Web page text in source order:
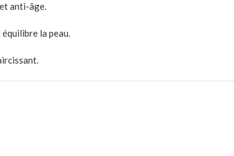
anti-âge.
la peau.